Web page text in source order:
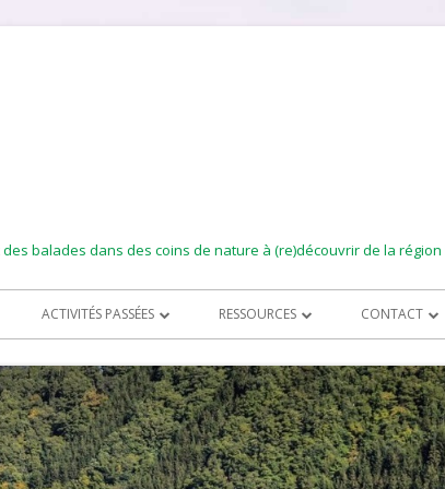
balades dans des coins de nature à (re)découvrir de la
ACTIVITÉS PASSÉES
ACTIVITÉS 2022
ACTIVITÉS 2021
RESSOURCES
DES LIEUX À DÉCOUVRIR
CONTACT